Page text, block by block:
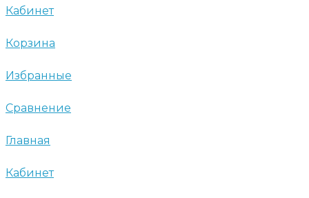
Кабинет
Корзина
Избранные
Сравнение
Главная
Кабинет